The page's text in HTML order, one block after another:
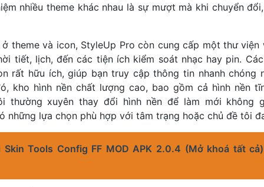
nhiều theme khác nhau là sự mượt mà khi chuyển
theme và icon, StyleUp Pro còn cung cấp một thư
tiết, lịch, đến các tiện ích kiểm soát nhạc hay pin.
rất hữu ích, giúp bạn truy cập thông tin nhanh chóng
kho hình nền chất lượng cao, bao gồm cả hình nền
thường xuyên thay đổi hình nền để làm mới không
những lựa chọn phù hợp với tâm trạng hoặc chủ đề tôi
Skin Tools Config FF MOD APK 2.0.4 (Mở khoá tất